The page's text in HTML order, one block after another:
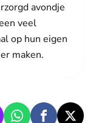
avondje
veel
op hun eigen
maken.